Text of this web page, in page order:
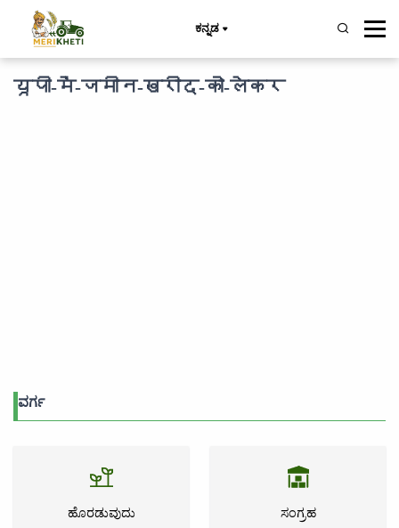
ಕನ್ನಡ
यूपी-में-जमीन-खरीद-को-लेकर
ವರ್ಗ
ಹೊರಡುವುದು ಸಂಗ್ರಹ